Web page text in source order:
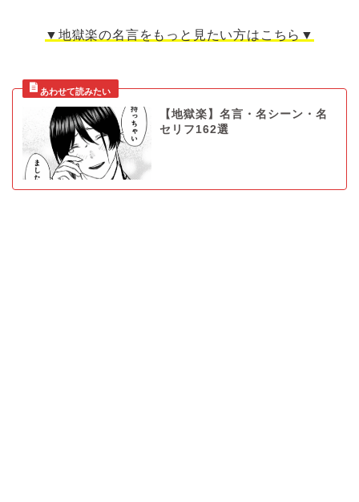
▼地獄楽の名言をもっと見たい方はこちら▼
【地獄楽】名言・名シーン・名
セリフ162選